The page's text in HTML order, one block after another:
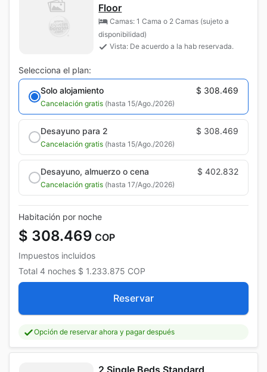
Floor
Camas: 1 Cama o 2 Camas (sujeto a
disponibilidad)
Vista: De acuerdo a la hab reservada.
Selecciona el plan:
Solo alojamiento
$ 308.469
Cancelación gratis (hasta 15/Ago./2026)
Desayuno para 2 $ 308.469
Cancelación gratis (hasta 15/Ago./2026)
Desayuno, almuerzo o cena $ 402.832
Cancelación gratis (hasta 17/Ago./2026)
Habitación por noche
$ 308.469 COP
Impuestos incluidos
Total 4 noches $ 1.233.875 COP
Reservar
Opción de reservar ahora y pagar después
2 Single Beds Standard